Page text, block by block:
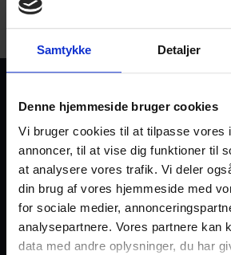
Samtykke Detaljer
Denne hjemmeside bruger cookies
Vi bruger cookies til at tilpasse vores
annoncer, til at vise dig funktioner til
at analysere vores trafik. Vi deler
din brug af vores hjemmeside med
for sociale medier,
analysepartnere. Vores partnere kan
data med andre oplysninger, du har